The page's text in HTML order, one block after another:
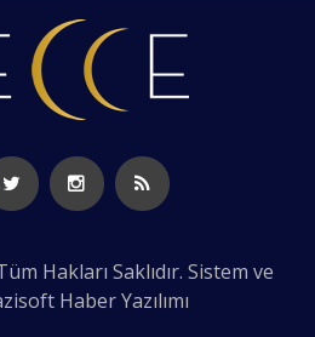
Hakları Saklıdır. Sistem ve
Haber Yazılımı